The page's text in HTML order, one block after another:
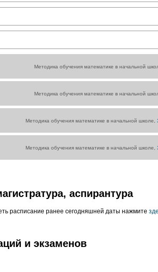
Методика обучения математике в начальной
Методика обучения математике в начальной
Методика обучения математике в начальной школе,
Методика обучения математике в начальной школе,
аспирантура
расписание ранее сегодняшней даты нажмите
и экзаменов